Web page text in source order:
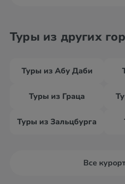
Туры из других
Туры из Абу Даби
Туры из Граца
Туры из Зальцбурга
Все